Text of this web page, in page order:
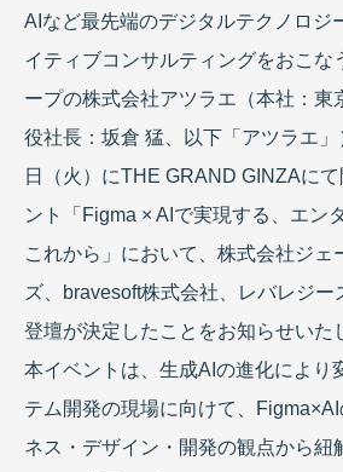
AIなど最先端のデジタルテクノロジ
イティブコンサルティングをおこな
ープの株式会社アツラエ（本社：東
役社長：坂倉 猛、以下「アツラエ
日（火）にTHE GRAND GINZAに
ント「Figma × AIで実現する、エン
これから」において、株式会社ジェ
ズ、bravesoft株式会社、レバレジー
登壇が決定したことをお知らせいた
本イベントは、生成AIの進化により
テム開発の現場に向けて、
ネス・デザイン・開発の観点から紐